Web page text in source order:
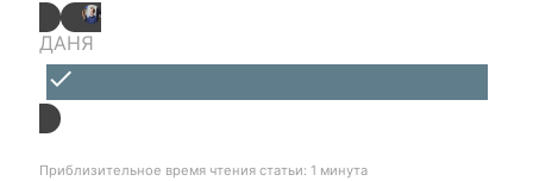
ДАНЯ
done
Приблизительное время чтения статьи: 1 минута